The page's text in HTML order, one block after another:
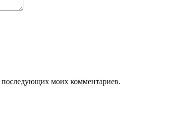
последующих моих комментариев.